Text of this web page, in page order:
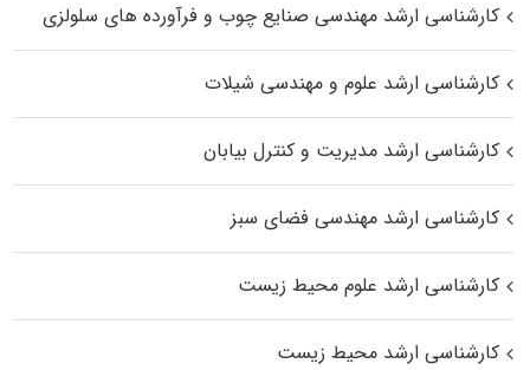
کارشناسی ارشد مهندسی صنایع چوب و فرآورده‌ های سلولزی
کارشناسی ارشد علوم و مهندسی شیلات
کارشناسی ارشد مدیریت و کنترل بیابان
کارشناسی ارشد مهندسی فضای سبز
کارشناسی ارشد علوم محیط‌ زیست
کارشناسی ارشد محیط زیست